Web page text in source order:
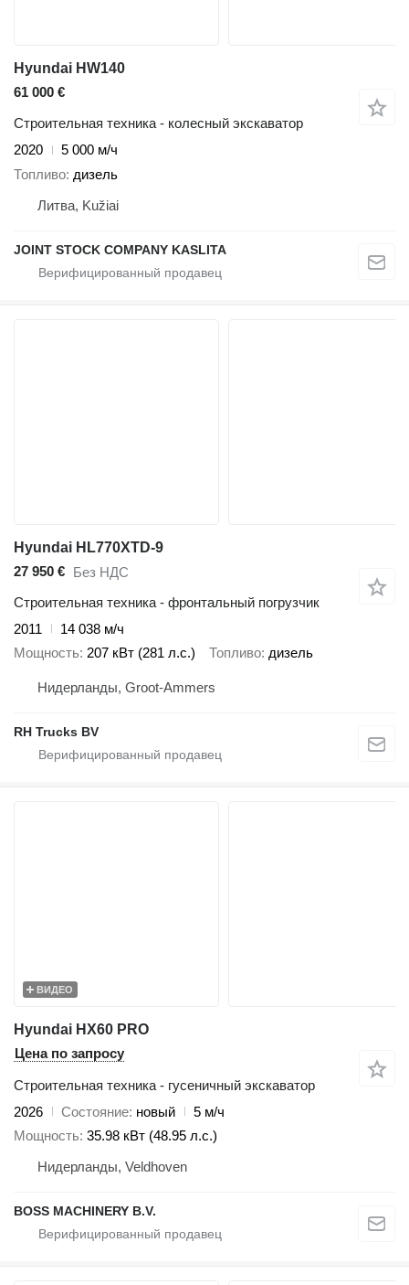
Hyundai HW140
61 000 €
Строительная техника - колесный экскаватор
2020
5 000 м/ч
Топливо дизель
Литва, Kužiai
JOINT STOCK COMPANY KASLITA
Hyundai HL770XTD-9
27 950 € Без НДС
Строительная техника - фронтальный погрузчик
2011
14 038 м/ч
Мощность 207 кВт (281 л.с.) Топливо дизель
Нидерланды, Groot-Ammers
RH Trucks BV
ВИДЕО
Hyundai HX60 PRO
Цена по запросу
Строительная техника - гусеничный экскаватор
2026
Состояние новый
5 м/ч
Мощность 35.98 кВт (48.95 л.с.)
Нидерланды, Veldhoven
BOSS MACHINERY B.V.